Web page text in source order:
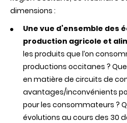
dimensions :
Une vue d’ensemble des
production agricole et
les produits que l’on
productions occitanes ?
en matière de circuits de
avantages/inconvénients
pour les consommateurs ?
évolutions au cours des 30